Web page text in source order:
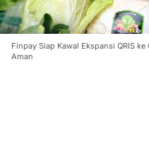
Finpay Siap Kawal Ekspansi QRIS
Aman